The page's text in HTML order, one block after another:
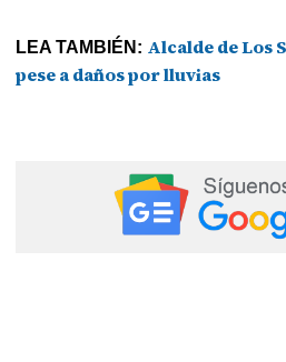
LEA TAMBIÉN: Alcalde de Los
pese a daños por lluvias